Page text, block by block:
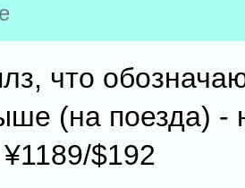
что
(на поезда) -
$192